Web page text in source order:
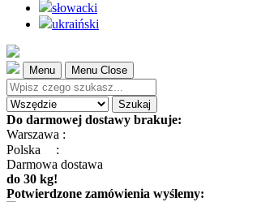
słowacki
ukraiński
Menu Menu Close
Szukaj
Do darmowej dostawy brakuje:
Warszawa :
Polska
:
Darmowa dostawa
do 30 kg!
Potwierdzone zamówienia wyślemy: